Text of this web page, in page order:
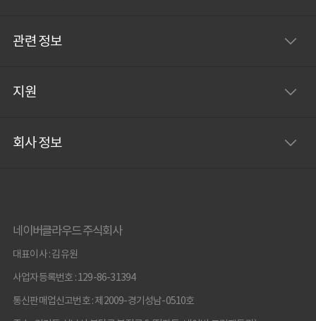
관련 정보
지원
회사 정보
네이버클라우드 주식회사
대표이사 : 김유원
사업자등록번호 : 129-86-31394
통신판매업신고번호 : 제2009-경기성남-0510호